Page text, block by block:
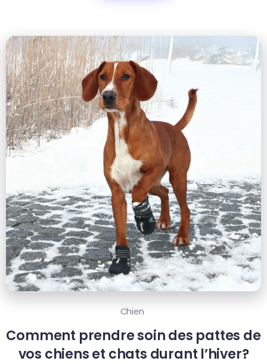
Chien
Comment prendre soin des pattes de
vos chiens et chats durant l’hiver?